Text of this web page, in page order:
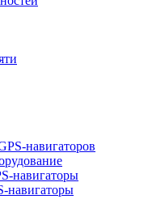
навигаторов
навигаторы
навигаторы